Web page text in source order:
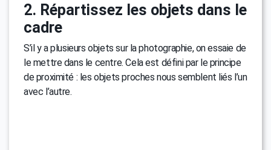
2. Répartissez les objets dans le
cadre
S’il y a plusieurs objets sur la photographie, on essaie de
le mettre dans le centre. Cela est défini par le principe
de proximité : les objets proches nous semblent liés l’un
avec l’autre.